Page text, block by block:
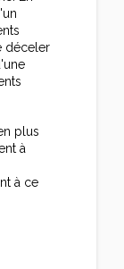
déceler
plus
à
à ce